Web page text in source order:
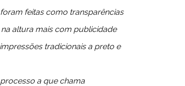
feitas como transparências
altura mais com publicidade
tradicionais a preto e
a que chama